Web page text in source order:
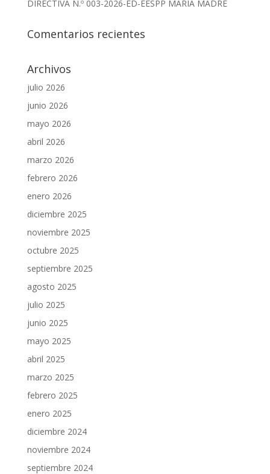
DIRECTIVA N.º 003-2026-ED-EESPP MARIA MADRE
Comentarios recientes
Archivos
julio 2026
junio 2026
mayo 2026
abril 2026
marzo 2026
febrero 2026
enero 2026
diciembre 2025
noviembre 2025
octubre 2025
septiembre 2025
agosto 2025
julio 2025
junio 2025
mayo 2025
abril 2025
marzo 2025
febrero 2025
enero 2025
diciembre 2024
noviembre 2024
septiembre 2024